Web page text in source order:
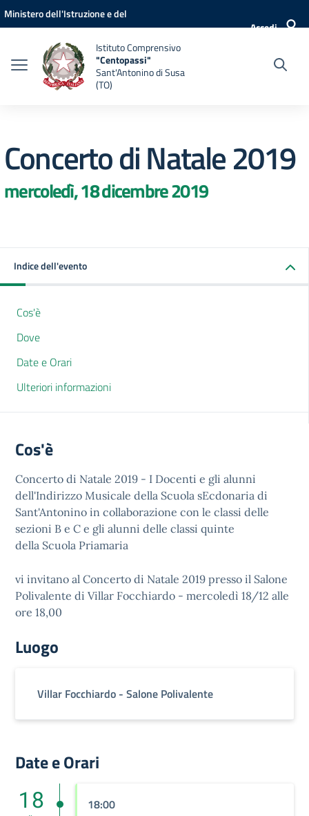
Vai ai contenuti
Vai al menu di navigazione
Vai al footer
Ministero dell'Istruzione e del
Accedi
Istituto Comprensivo
"Centopassi"
Sant'Antonino di Susa
(TO)
Concerto di Natale 2019
mercoledì, 18 dicembre 2019
Indice dell'evento
Cos'è
Dove
Date e Orari
Ulteriori informazioni
Cos'è
Concerto di Natale 2019 - I Docenti e gli alunni
dell'Indirizzo Musicale della Scuola sEcdonaria di
Sant'Antonino in collaborazione con le classi delle
sezioni B e C e gli alunni delle classi quinte
della Scuola Priamaria
vi invitano al Concerto di Natale 2019 presso il Salone
Polivalente di Villar Focchiardo - mercoledì 18/12 alle
ore 18,00
Luogo
Villar Focchiardo - Salone Polivalente
Date e Orari
18 18:00